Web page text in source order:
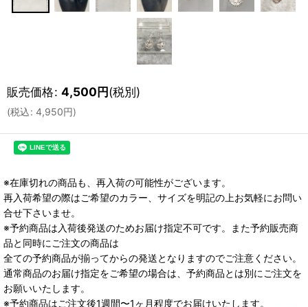
販売価格: 4,500円(税別)
(税込: 4,950円)
※在庫切れの商品も、再入荷の可能性がございます。
再入荷希望の際はご希望のカラー、サイズを明記の上お気軽にお問い
合せ下さいませ。
※予約商品は入荷後発送のためお届け指定不可です。また予約販売商
品と同時にご注文の商品は
全ての予約商品が揃ってからの発送となりますのでご注意ください。
通常商品のお届け指定をご希望の場合は、予約商品とは別にご注文を
お願いいたします。
※予約商品はご注文後1週間〜1ヶ月程度でお届けいたします。